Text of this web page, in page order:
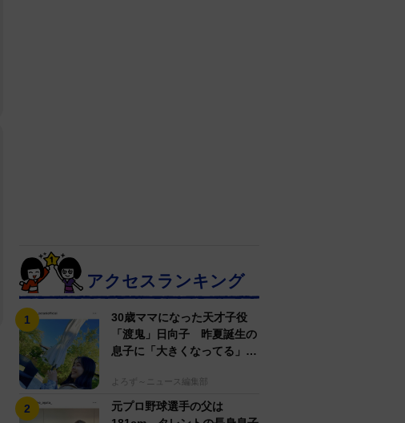
アクセスランキング
30歳ママになった天才子役
「渡鬼」日向子 昨夏誕生の
息子に「大きくなってる」愛
よろず～ニュース編集部
元プロ野球選手の父は